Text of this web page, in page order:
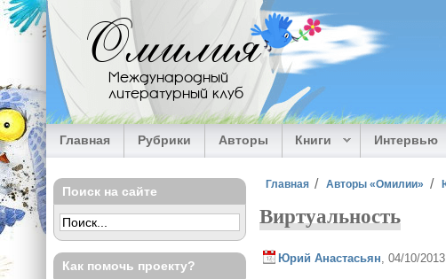
Перейти к основному содержанию
Омилия
Международный
литературный клуб
Главная Рубрики Авторы Книги Интервью
Вы здесь
Главная Авторы «Омилии»
Виртуальность
Юрий Анастасьян , 04/10/
Поиск на сайте
Как помочь проекту?